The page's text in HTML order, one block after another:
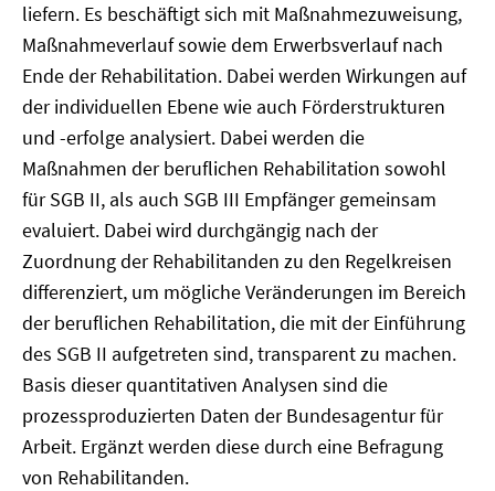
liefern. Es beschäftigt sich mit Maßnahmezuweisung,
Maßnahmeverlauf sowie dem Erwerbsverlauf nach
Ende der Rehabilitation. Dabei werden Wirkungen auf
der individuellen Ebene wie auch Förderstrukturen
und -erfolge analysiert. Dabei werden die
Maßnahmen der beruflichen Rehabilitation sowohl
für SGB II, als auch SGB III Empfänger gemeinsam
evaluiert. Dabei wird durchgängig nach der
Zuordnung der Rehabilitanden zu den Regelkreisen
differenziert, um mögliche Veränderungen im Bereich
der beruflichen Rehabilitation, die mit der Einführung
des SGB II aufgetreten sind, transparent zu machen.
Basis dieser quantitativen Analysen sind die
prozessproduzierten Daten der Bundesagentur für
Arbeit. Ergänzt werden diese durch eine Befragung
von Rehabilitanden.